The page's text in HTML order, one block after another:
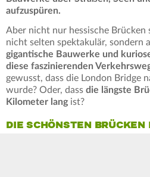
aufzuspüren.
Aber nicht nur hessische Brücken
nicht selten spektakulär, sondern
gigantische Bauwerke und
diese faszinierenden
gewusst, dass die London Bridge
wurde? Oder, dass die längste
Kilometer lang ist?
DIE SCHÖNSTEN BRÜCKEN